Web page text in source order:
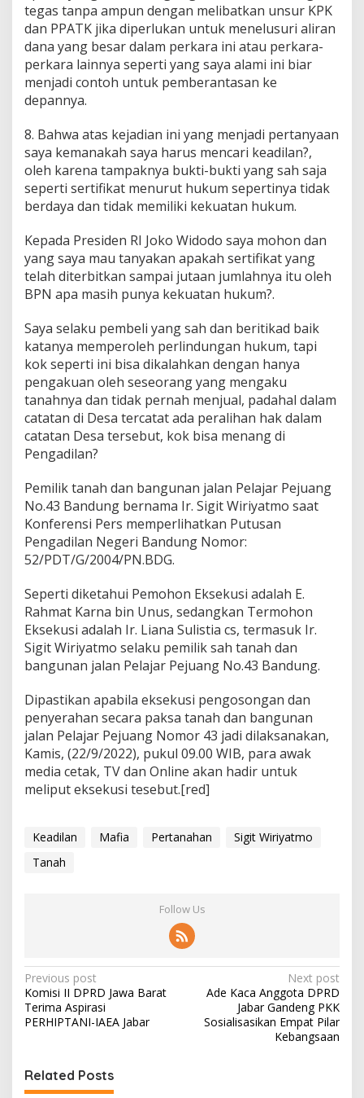
tegas tanpa ampun dengan melibatkan unsur KPK
dan PPATK jika diperlukan untuk menelusuri aliran
dana yang besar dalam perkara ini atau perkara-
perkara lainnya seperti yang saya alami ini biar
menjadi contoh untuk pemberantasan ke
depannya.
8. Bahwa atas kejadian ini yang menjadi pertanyaan
saya kemanakah saya harus mencari keadilan?,
oleh karena tampaknya bukti-bukti yang sah saja
seperti sertifikat menurut hukum sepertinya tidak
berdaya dan tidak memiliki kekuatan hukum.
Kepada Presiden RI Joko Widodo saya mohon dan
yang saya mau tanyakan apakah sertifikat yang
telah diterbitkan sampai jutaan jumlahnya itu oleh
BPN apa masih punya kekuatan hukum?.
Saya selaku pembeli yang sah dan beritikad baik
katanya memperoleh perlindungan hukum, tapi
kok seperti ini bisa dikalahkan dengan hanya
pengakuan oleh seseorang yang mengaku
tanahnya dan tidak pernah menjual, padahal dalam
catatan di Desa tercatat ada peralihan hak dalam
catatan Desa tersebut, kok bisa menang di
Pengadilan?
Pemilik tanah dan bangunan jalan Pelajar Pejuang
No.43 Bandung bernama Ir. Sigit Wiriyatmo saat
Konferensi Pers memperlihatkan Putusan
Pengadilan Negeri Bandung Nomor:
52/PDT/G/2004/PN.BDG.
Seperti diketahui Pemohon Eksekusi adalah E.
Rahmat Karna bin Unus, sedangkan Termohon
Eksekusi adalah Ir. Liana Sulistia cs, termasuk Ir.
Sigit Wiriyatmo selaku pemilik sah tanah dan
bangunan jalan Pelajar Pejuang No.43 Bandung.
Dipastikan apabila eksekusi pengosongan dan
penyerahan secara paksa tanah dan bangunan
jalan Pelajar Pejuang Nomor 43 jadi dilaksanakan,
Kamis, (22/9/2022), pukul 09.00 WIB, para awak
media cetak, TV dan Online akan hadir untuk
meliput eksekusi tesebut.[red]
Keadilan Mafia Pertanahan
Sigit Wiriyatmo
Tanah
Follow Us
P
o
s
n
Previous post
Komisi II DPRD Jawa Barat
Terima Aspirasi
PERHIPTANI-IAEA Jabar
Next post
Ade Kaca Anggota DPRD
Jabar Gandeng PKK
Sosialisasikan Empat Pilar
Kebangsaan
Related Posts